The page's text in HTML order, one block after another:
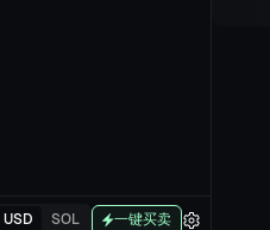
USD SOL 一键买卖